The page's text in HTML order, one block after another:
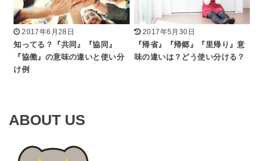
2017年6月28日
知ってる？『共同』『協同』
『協働』の意味の違いと使い分
け例
2017年5月30日
『帰省』『帰郷』『里帰り』意
味の違いは？どう使い分ける？
ABOUT US